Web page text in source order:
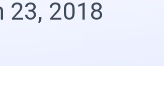
23, 2018